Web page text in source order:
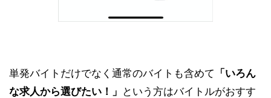
単発バイトだけでなく通常のバイトも含めて 「いろん
な求人から選びたい！」 という方はバイトルがおすす